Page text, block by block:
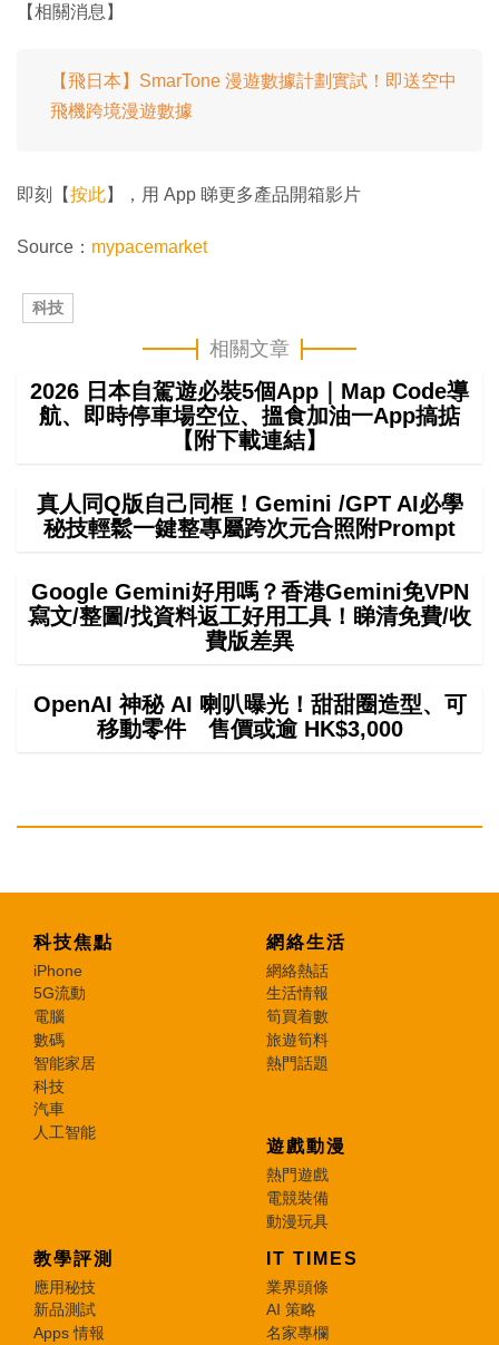
【相關消息】
【飛日本】SmarTone 漫遊數據計劃實試！即送空中
飛機跨境漫遊數據
即刻【按此】，用 App 睇更多產品開箱影片
Source： mypacemarket
科技
相關文章
2026 日本自駕遊必裝5個App｜Map Code導
航、即時停車場空位、搵食加油一App搞掂
【附下載連結】
真人同Q版自己同框！Gemini /GPT AI必學
秘技輕鬆一鍵整專屬跨次元合照附Prompt
Google Gemini好用嗎？香港Gemini免VPN
寫文/整圖/找資料返工好用工具！睇清免費/收
費版差異
OpenAI 神秘 AI 喇叭曝光！甜甜圈造型、可
移動零件 售價或逾 HK$3,000
科技焦點
iPhone
5G流動
電腦
數碼
智能家居
科技
汽車
人工智能
網絡生活
網絡熱話
生活情報
筍買着數
旅遊筍料
熱門話題
遊戲動漫
熱門遊戲
電競裝備
動漫玩具
教學評測
應用秘技
新品測試
Apps 情報
IT TIMES
業界頭條
AI 策略
名家專欄